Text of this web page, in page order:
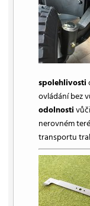
spolehlivosti
ovládání bez
odolnosti
nerovném
transportu